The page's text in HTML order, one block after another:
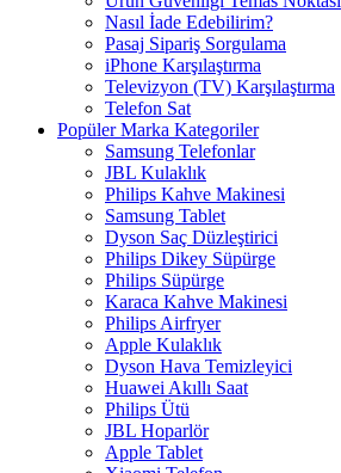
Nasıl İade Edebilirim?
Pasaj Sipariş Sorgulama
iPhone Karşılaştırma
Televizyon (TV) Karşılaştırma
Telefon Sat
Popüler Marka Kategoriler
Samsung Telefonlar
JBL Kulaklık
Philips Kahve Makinesi
Samsung Tablet
Dyson Saç Düzleştirici
Philips Dikey Süpürge
Philips Süpürge
Karaca Kahve Makinesi
Philips Airfryer
Apple Kulaklık
Dyson Hava Temizleyici
Huawei Akıllı Saat
Philips Ütü
JBL Hoparlör
Apple Tablet